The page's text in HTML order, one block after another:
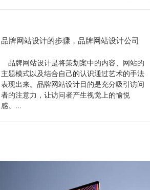
品牌网站设计的步骤，品牌网站设计公司
品牌网站设计是将策划案中的内容、网站的
主题模式以及结合自己的认识通过艺术的手法
表现出来。品牌网站设计目的是充分吸引访问
者的注意力，让访问者产生视觉上的愉悦
感。...